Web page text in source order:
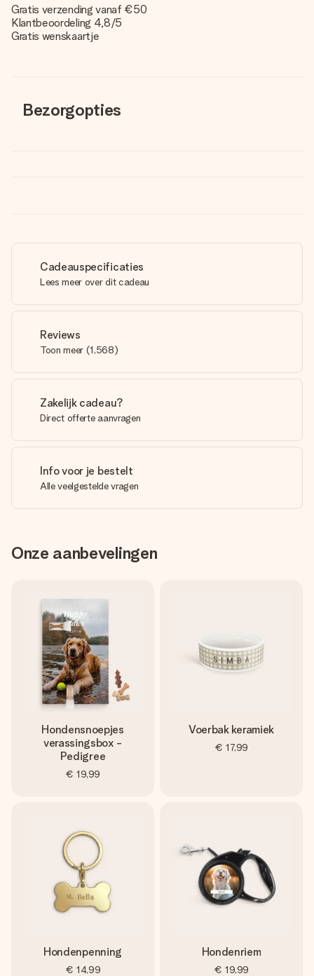
Gratis verzending vanaf €50
Klantbeoordeling 4,8/5
Gratis wenskaartje
Bezorgopties
Cadeauspecificaties
Lees meer over dit cadeau
Reviews
Toon meer (1,568)
Zakelijk cadeau?
Direct offerte aanvragen
Info voor je bestelt
Alle veelgestelde vragen
Onze aanbevelingen
Hondensnoepjes
verassingsbox -
Pedigree
€ 19,99
Voerbak keramiek
€ 17,99
Hondenpenning
€ 14,99
Hondenriem
€ 19,99